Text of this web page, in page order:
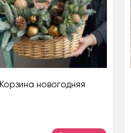
Корзина новогодняя